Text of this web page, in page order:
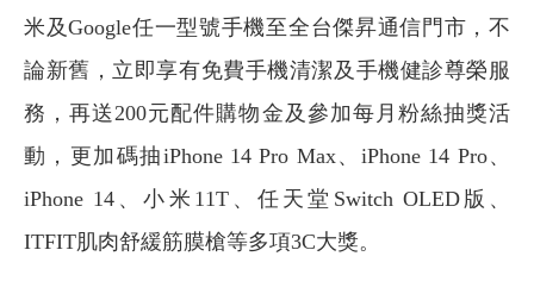
米及Google任一型號手機至全台傑昇通信門市，不
論新舊，立即享有免費手機清潔及手機健診尊榮服
務，再送200元配件購物金及參加每月粉絲抽獎活
動，更加碼抽iPhone 14 Pro Max、iPhone 14 Pro、
iPhone 14、小米11T、任天堂Switch OLED版、
ITFIT肌肉舒緩筋膜槍等多項3C大獎。